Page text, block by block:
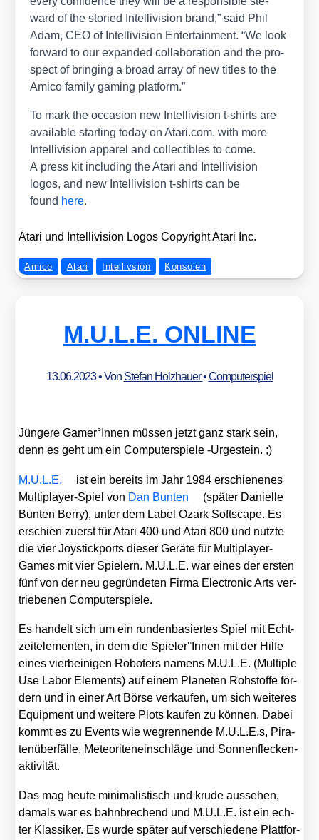
ward of the sto­ried Intel­li­vi­si­on brand,” said Phil
Adam, CEO of Intel­li­vi­si­on Enter­tain­ment. “We look
for­ward to our expan­ded col­la­bo­ra­ti­on and the pro­
s­pect of brin­ging a broad array of new titles to the
Ami­co fami­ly gam­ing plat­form.”
To mark the occa­si­on new Intel­li­vi­si­on t‑shirts are
available start­ing today on Ata​ri​.com, with more
Intel­li­vi­si­on appa­rel and coll­ec­ti­bles to come.
A press kit inclu­ding the Ata­ri and Intel­li­vi­si­on
logos, and new Intel­li­vi­si­on t‑shirts can be
found here.
Ata­ri und Intel­li­vi­si­on Logos Copy­right Ata­ri Inc.
Amico Atari Intellivsion Konsolen
M.U.L.E. ONLINE
13.06.2023• Von Stefan Holzhauer•Computerspiel
Jün­ge­re Gamer°Innen müs­sen jetzt ganz stark sein,
denn es geht um ein Com­pu­ter­spie­le ‑Urge­stein. ;)
M.U.L.E.
ist ein bereits im Jahr 1984 erschie­ne­nes
Mul­ti­play­er-Spiel von Dan Bun­ten
(spä­ter Dani­elle
Bun­ten Ber­ry), unter dem Label Ozark Soft­scape. Es
erschien zuerst für Ata­ri 400 und Ata­ri 800 und nutz­te
die vier Joy­stick­ports die­ser Gerä­te für Mul­ti­play­er-
Games mit vier Spie­lern. M.U.L.E. war eines der ers­ten
fünf von der neu gegrün­de­ten Fir­ma Elec­tro­nic Arts ver­
trie­be­nen Com­pu­ter­spie­le.
Es han­delt sich um ein run­den­ba­sier­tes Spiel mit Echt­
zeit­ele­men­ten, in dem die Spieler°Innen mit der Hil­fe
eines vier­bei­ni­gen Robo­ters namens M.U.L.E. (Mul­ti­ple
Use Labor Ele­ments) auf einem Pla­ne­ten Roh­stof­fe för­
dern und in einer Art Bör­se ver­kau­fen, um sich wei­te­res
Equip­ment und wei­te­re Plots kau­fen zu kön­nen. Dabei
kommt es zu Events wie weg­ren­nen­de M.U.L.E.s, Pira­
ten­über­fäl­le, Meteo­ri­ten­ein­schlä­ge und Son­nen­fle­cken­
ak­ti­vi­tät.
Das mag heu­te mini­ma­lis­tisch und kru­de aus­se­hen,
damals war es bahn­bre­chend und M.U.L.E. ist ein ech­
ter Klas­si­ker. Es wur­de spä­ter auf ver­schie­de­ne Platt­for­